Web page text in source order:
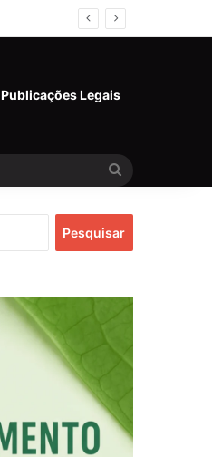
Publicações Legais
Procurar
por: